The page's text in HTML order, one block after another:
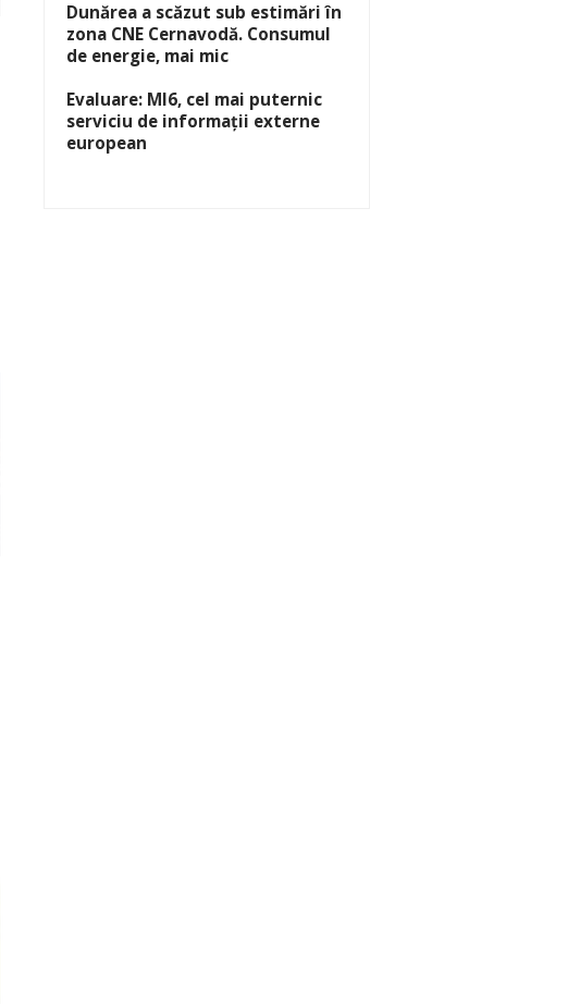
Dunărea a scăzut sub estimări în
zona CNE Cernavodă. Consumul
de energie, mai mic
Evaluare: MI6, cel mai puternic
serviciu de informații externe
european